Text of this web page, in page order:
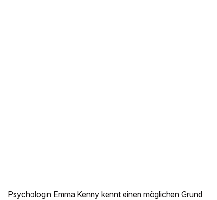
Psychologin Emma Kenny kennt einen möglichen Grund